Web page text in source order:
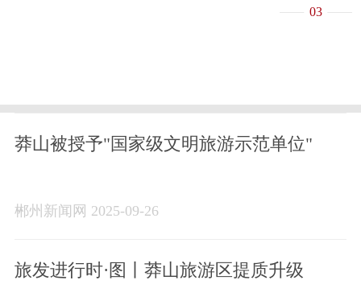
03
莽山被授予"国家级文明旅游示范单位"
郴州新闻网 2025-09-26
旅发进行时·图丨莽山旅游区提质升级